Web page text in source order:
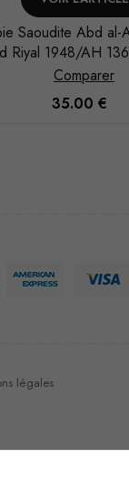
Ier 10
1860
Comparer
100.00€
légales